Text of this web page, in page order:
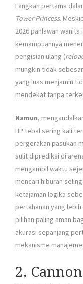
Langkah pertama
Tower Princess.
2026 pahlawan
kemampuannya
pengisian ulang (
mungkin tidak
yang luas menjamin
mendekat tanpa
Namun,
HP tebal sering kali
pergerakan pasukan
sulit diprediksi di
mengambil waktu
mencari hiburan
ketajaman logika
pertahanan yang
pilihan paling aman
akurasi sepanjang
mekanisme
2.